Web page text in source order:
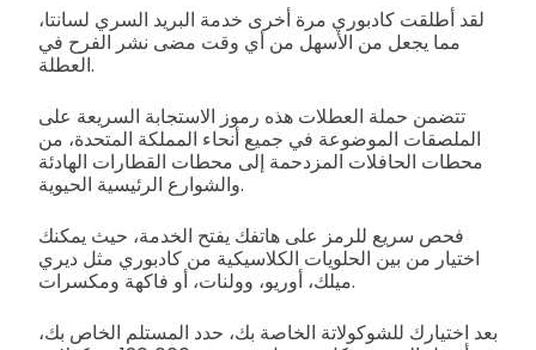
لقد أطلقت كادبوري مرة أخرى خدمة البريد السري لسانتا،
مما يجعل من الأسهل من أي وقت مضى نشر الفرح في
العطلة.
تتضمن حملة العطلات هذه رموز الاستجابة السريعة على
الملصقات الموضوعة في جميع أنحاء المملكة المتحدة، من
محطات الحافلات المزدحمة إلى محطات القطارات الهادئة
والشوارع الرئيسية الحيوية.
فحص سريع للرمز على هاتفك يفتح الخدمة، حيث يمكنك
اختيار من بين الحلويات الكلاسيكية من كادبوري مثل ديري
ميلك، أوريو، وولنات، أو فاكهة ومكسرات.
بعد اختيارك للشوكولاتة الخاصة بك، حدد المستلم الخاص بك،